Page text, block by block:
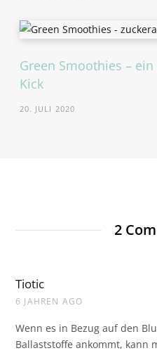
Green Smoothies –
Kick
20. JULI 2020
2
Tiotic
6 JAHREN AGO
Wenn es in Bezug auf den
Ballaststoffe ankommt, kann